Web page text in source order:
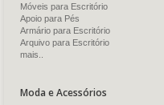
Móveis para Escritório
Apoio para Pés
Armário para Escritório
Arquivo para Escritório
mais..
Moda e Acessórios